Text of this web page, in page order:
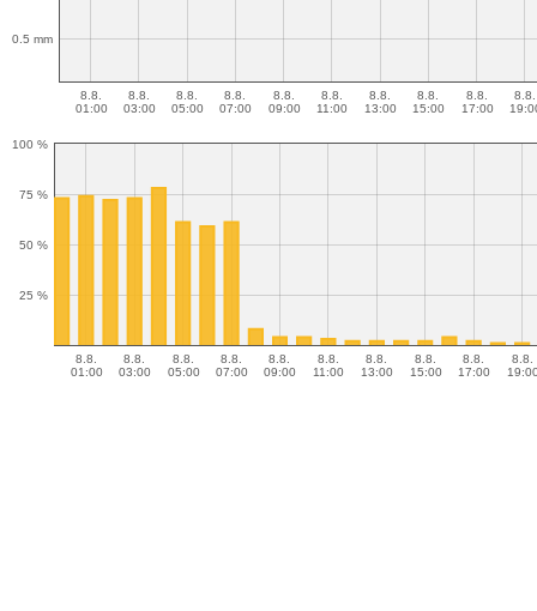
8.8.
01:00
8.8.
03:00
8.8.
05:00
8.8.
07:00
8.8.
09:00
8.8.
11:00
8.8.
13:00
8.8.
15:00
8.8.
17:00
8.8.
0.5 mm
8.8.
01:00
8.8.
03:00
8.8.
05:00
8.8.
07:00
8.8.
09:00
8.8.
11:00
8.8.
13:00
8.8.
15:00
8.8.
17:00
8.8.
25 %
50 %
75 %
100 %